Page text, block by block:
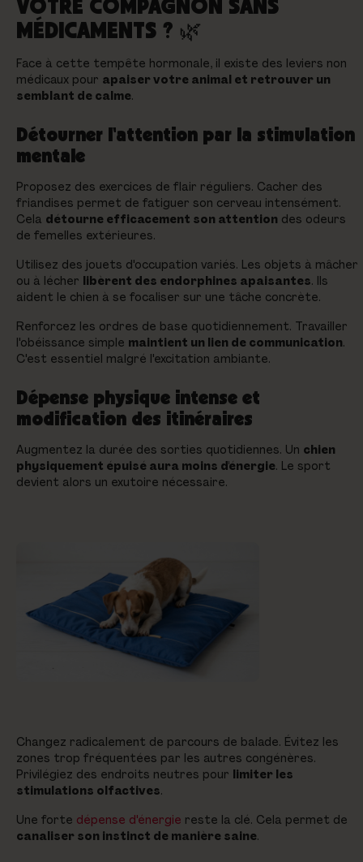
VOTRE COMPAGNON SANS
MÉDICAMENTS ? 🌿
Face à cette tempête hormonale, il existe des leviers non
médicaux pour apaiser votre animal et retrouver un
semblant de calme.
Détourner l'attention par la stimulation
mentale
Proposez des exercices de flair réguliers. Cacher des
friandises permet de fatiguer son cerveau intensément.
Cela détourne efficacement son attention des odeurs
de femelles extérieures.
Utilisez des jouets d'occupation variés. Les objets à mâcher
ou à lécher
libèrent des endorphines apaisantes. Ils
aident le chien à se focaliser sur une tâche concrète.
Renforcez les ordres de base quotidiennement. Travailler
l'obéissance simple maintient un lien de communication.
C'est essentiel malgré l'excitation ambiante.
Dépense physique intense et
modification des itinéraires
Augmentez la durée des sorties quotidiennes. Un chien
physiquement épuisé aura moins d'énergie. Le sport
devient alors un exutoire nécessaire.
Changez radicalement de parcours de balade. Évitez les
zones trop fréquentées par les autres congénères.
Privilégiez des endroits neutres pour limiter les
stimulations olfactives.
Une forte dépense d'énergie reste la clé. Cela permet de
canaliser son instinct de manière saine.